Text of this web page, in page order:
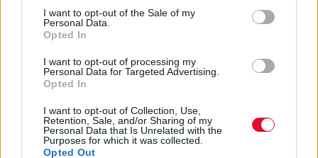
I want to opt-out of the Sale of my
Personal Data.
Opted In
I want to opt-out of processing my
Personal Data for Targeted Advertising.
Opted In
I want to opt-out of Collection, Use,
Retention, Sale, and/or Sharing of my
Personal Data that Is Unrelated with the
Purposes for which it was collected.
Opted Out